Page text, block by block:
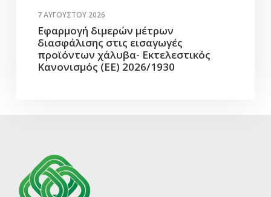
7 ΑΥΓΟΎΣΤΟΥ 2026
Εφαρμογή διμερών μέτρων
διασφάλισης στις εισαγωγές
προϊόντων χάλυβα- Εκτελεστικός
Κανονισμός (ΕΕ) 2026/1930